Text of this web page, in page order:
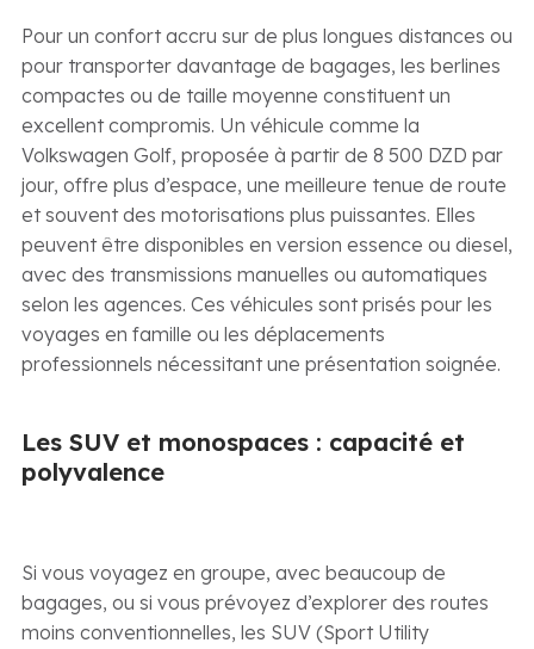
Pour un confort accru sur de plus longues distances ou
pour transporter davantage de bagages, les berlines
compactes ou de taille moyenne constituent un
excellent compromis. Un véhicule comme la
Volkswagen Golf, proposée à partir de 8 500 DZD par
jour, offre plus d’espace, une meilleure tenue de route
et souvent des motorisations plus puissantes. Elles
peuvent être disponibles en version essence ou diesel,
avec des transmissions manuelles ou automatiques
selon les agences. Ces véhicules sont prisés pour les
voyages en famille ou les déplacements
professionnels nécessitant une présentation soignée.
Les SUV et monospaces : capacité et
polyvalence
Si vous voyagez en groupe, avec beaucoup de
bagages, ou si vous prévoyez d’explorer des routes
moins conventionnelles, les SUV (Sport Utility